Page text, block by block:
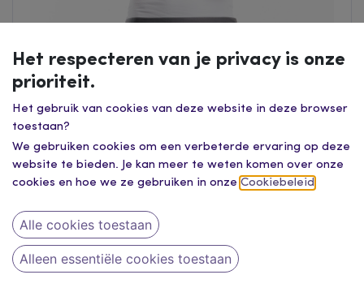
Het respecteren van je privacy is onze
prioriteit.
Het gebruik van cookies van deze website in deze browser
toestaan?
We gebruiken cookies om een verbeterde ervaring op deze
website te bieden. Je kan meer te weten komen over onze
cookies en hoe we ze gebruiken in onze Cookiebeleid
Alle cookies toestaan
Alleen essentiële cookies toestaan